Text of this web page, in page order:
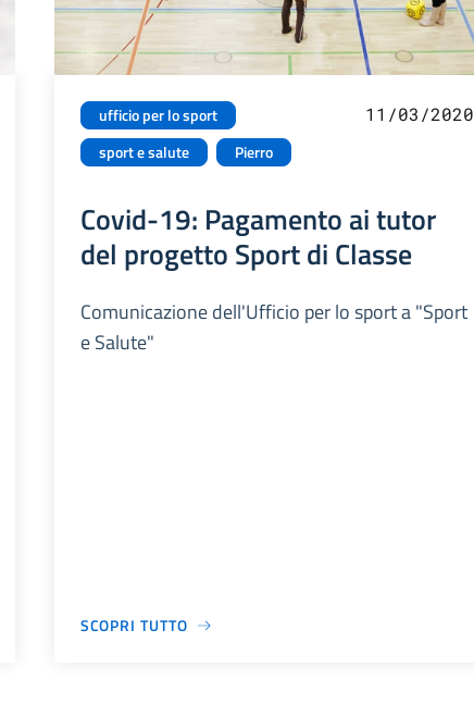
ufficio per lo sport
sport e salute
Pierro
11/03/2020
Covid-19: Pagamento ai tutor
del progetto Sport di Classe
Comunicazione dell'Ufficio per lo sport a "Sport
e Salute"
SCOPRI TUTTO